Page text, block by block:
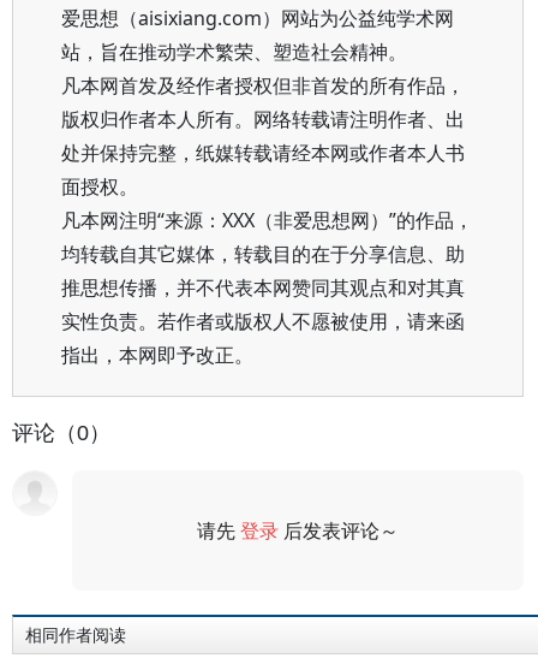
爱思想（aisixiang.com）网站为公益纯学术网
站，旨在推动学术繁荣、塑造社会精神。
凡本网首发及经作者授权但非首发的所有作品，
版权归作者本人所有。网络转载请注明作者、出
处并保持完整，纸媒转载请经本网或作者本人书
面授权。
凡本网注明“来源：XXX（非爱思想网）”的作品，
均转载自其它媒体，转载目的在于分享信息、助
推思想传播，并不代表本网赞同其观点和对其真
实性负责。若作者或版权人不愿被使用，请来函
指出，本网即予改正。
评论（0）
请先登录 后发表评论～
相同作者阅读